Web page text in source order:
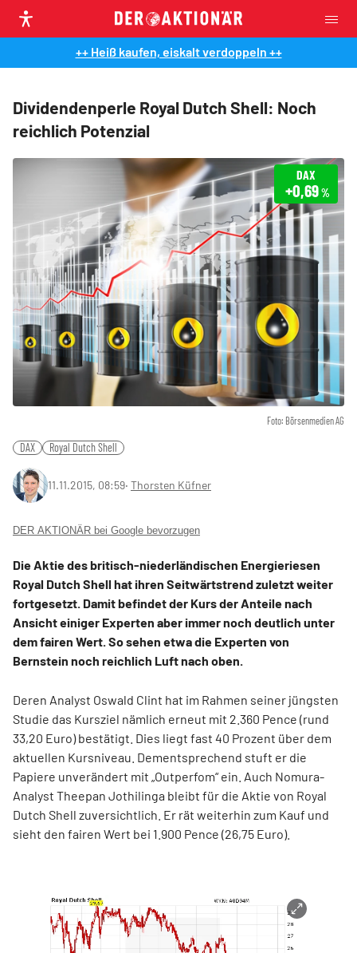
++ Heiß kaufen, eiskalt verdoppeln ++
Dividendenperle Royal Dutch Shell: Noch
reichlich Potenzial
Foto: Börsenmedien AG
DAX
+0,69%
DAX Royal Dutch Shell
11.11.2015, 08:59‧ Thorsten Küfner
DER AKTIONÄR bei Google bevorzugen
Die Aktie des britisch-niederländischen Energieriesen
Royal Dutch Shell hat ihren Seitwärtstrend zuletzt weiter
fortgesetzt. Damit befindet der Kurs der Anteile nach
Ansicht einiger Experten aber immer noch deutlich unter
dem fairen Wert. So sehen etwa die Experten von
Bernstein noch reichlich Luft nach oben.
Deren Analyst Oswald Clint hat im Rahmen seiner jüngsten
Studie das Kursziel nämlich erneut mit 2.360 Pence (rund
33,20 Euro) bestätigt. Dies liegt fast 40 Prozent über dem
aktuellen Kursniveau. Dementsprechend stuft er die
Papiere unverändert mit „Outperfom“ ein. Auch Nomura-
Analyst Theepan Jothilinga bleibt für die Aktie von Royal
Dutch Shell zuversichtlich. Er rät weiterhin zum Kauf und
sieht den fairen Wert bei 1.900 Pence (26,75 Euro).